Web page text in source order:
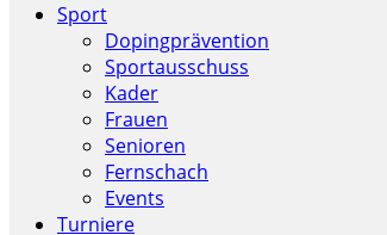
Sport
Dopingprävention
Sportausschuss
Kader
Frauen
Senioren
Fernschach
Events
Turniere